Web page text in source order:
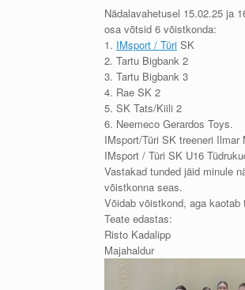
Nädalavahetusel 15.02.25 ja
osa võtsid 6 võistkonda:
1. IMsport / Türi SK
2. Tartu Bigbank 2
3. Tartu Bigbank 3
4. Rae SK 2
5. SK Tats/Kiili 2
6. Neemeco Gerardos Toys.
IMsport/Türi SK treeneri
IMsport / Türi SK U16
Vastakad tunded jäid minule
võistkonna seas.
Võidab võistkond, aga
Teate edastas:
Risto Kadalipp
Majahaldur